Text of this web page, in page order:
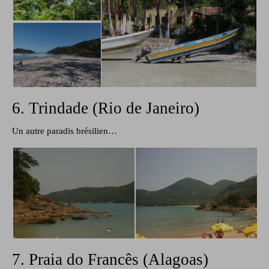
6. Trindade (Rio de Janeiro)
Un autre paradis brésilien…
7. Praia do Francês (Alagoas)